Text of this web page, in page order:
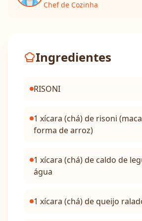
Chef de Cozinha
Ingredientes
RISONI
1 xícara (chá) de risoni
forma de arroz)
1 xícara (chá) de caldo de
água
1 xícara (chá) de queijo